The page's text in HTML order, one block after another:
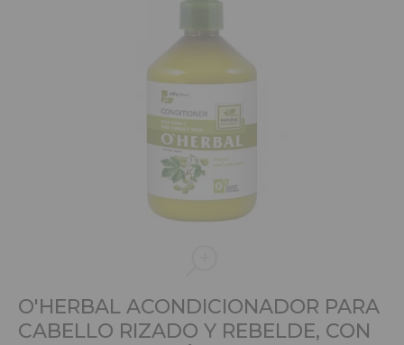
O'HERBAL ACONDICIONADOR PARA
CABELLO RIZADO Y REBELDE, CON